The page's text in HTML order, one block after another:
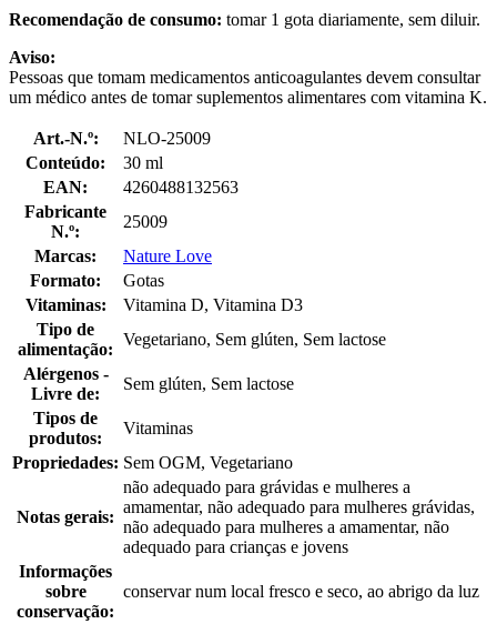
Recomendação de consumo: tomar 1 gota diariamente, sem diluir.
Aviso:
Pessoas que tomam medicamentos anticoagulantes devem consultar
um médico antes de tomar suplementos alimentares com vitamina K.
Art.-N.º:
NLO-25009
Conteúdo:
30 ml
EAN:
4260488132563
Fabricante
N.º:
25009
Marcas:
Nature Love
Formato:
Gotas
Vitaminas:
Vitamina D, Vitamina D3
Tipo de
alimentação:
Vegetariano, Sem glúten, Sem lactose
Alérgenos -
Livre de:
Sem glúten, Sem lactose
Tipos de
produtos:
Vitaminas
Propriedades: Sem OGM, Vegetariano
Notas gerais:
não adequado para grávidas e mulheres a
amamentar, não adequado para mulheres grávidas,
não adequado para mulheres a amamentar, não
adequado para crianças e jovens
Informações
sobre
conservação:
conservar num local fresco e seco, ao abrigo da luz